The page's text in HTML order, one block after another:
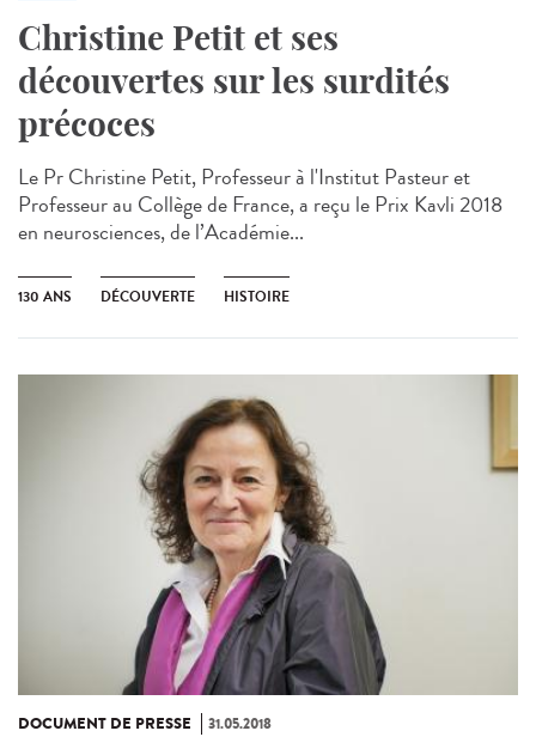
Christine Petit et ses
découvertes sur les surdités
précoces
Le Pr Christine Petit, Professeur à l'Institut Pasteur et
Professeur au Collège de France, a reçu le Prix Kavli 2018
en neurosciences, de l’Académie...
130 ANS DÉCOUVERTE HISTOIRE
DOCUMENT DE PRESSE 31.05.2018